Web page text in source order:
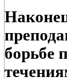
борьбе